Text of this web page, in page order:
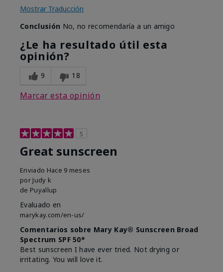
Mostrar Traducción
Conclusión No, no recomendaría a un amigo
¿Le ha resultado útil esta
opinión?
9 18
Marcar esta opinión
5
Great sunscreen
Enviado Hace 9 meses
por Judy k
de Puyallup
Evaluado en
marykay.com/en-us/
Comentarios sobre Mary Kay® Sunscreen Broad
Spectrum SPF 50*
Best sunscreen I have ever tried. Not drying or
irritating. You will love it.